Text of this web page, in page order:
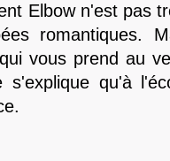
Elbow n'est pas
romantiques.
vous prend au
s'explique qu'à